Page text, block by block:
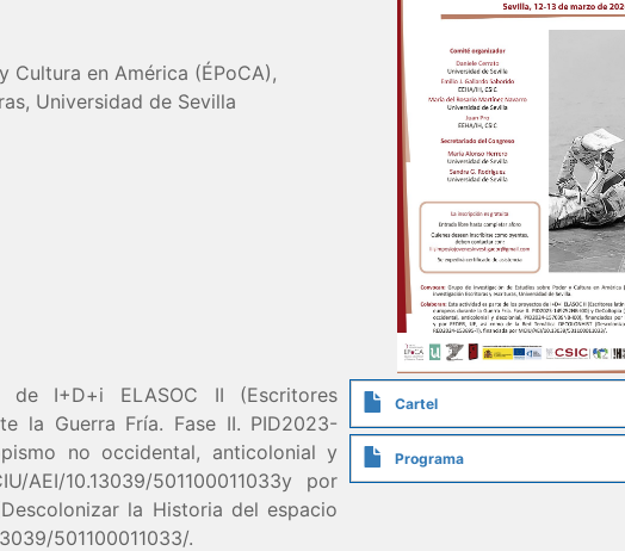
Cultura en América (ÉPoCA),
Universidad de Sevilla
I+D+i ELASOC II (Escritores
la Guerra Fría. Fase II. PID2023-
no occidental, anticolonial y
AEI/10.13039/501100011033y por
la Historia del espacio
501100011033/.
Cartel
Programa